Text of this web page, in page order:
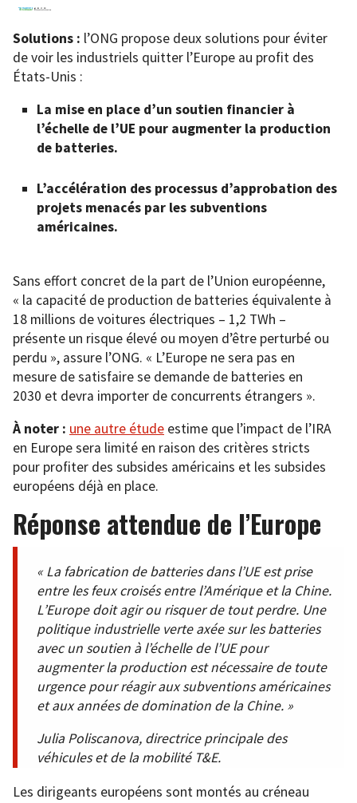
Solutions : l’ONG propose deux solutions pour éviter
de voir les industriels quitter l’Europe au profit des
États-Unis :
La mise en place d’un soutien financier à
l’échelle de l’UE pour augmenter la production
de batteries.
L’accélération des processus d’approbation des
projets menacés par les subventions
américaines.
Sans effort concret de la part de l’Union européenne,
« la capacité de production de batteries équivalente à
18 millions de voitures électriques – 1,2 TWh –
présente un risque élevé ou moyen d’être perturbé ou
perdu », assure l’ONG. « L’Europe ne sera pas en
mesure de satisfaire se demande de batteries en
2030 et devra importer de concurrents étrangers ».
À noter : une autre étude estime que l’impact de l’IRA
en Europe sera limité en raison des critères stricts
pour profiter des subsides américains et les subsides
européens déjà en place.
Réponse attendue de l’Europe
« La fabrication de batteries dans l’UE est prise
entre les feux croisés entre l’Amérique et la Chine.
L’Europe doit agir ou risquer de tout perdre. Une
politique industrielle verte axée sur les batteries
avec un soutien à l’échelle de l’UE pour
augmenter la production est nécessaire de toute
urgence pour réagir aux subventions américaines
et aux années de domination de la Chine. »
Julia Poliscanova, directrice principale des
véhicules et de la mobilité T&E.
Les dirigeants européens sont montés au créneau